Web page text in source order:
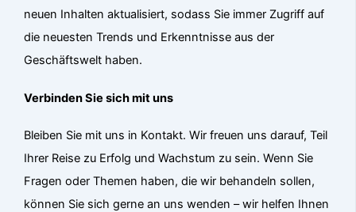
neuen Inhalten aktualisiert, sodass Sie immer Zugriff auf
die neuesten Trends und Erkenntnisse aus der
Geschäftswelt haben.
Verbinden Sie sich mit uns
Bleiben Sie mit uns in Kontakt. Wir freuen uns darauf, Teil
Ihrer Reise zu Erfolg und Wachstum zu sein. Wenn Sie
Fragen oder Themen haben, die wir behandeln sollen,
können Sie sich gerne an uns wenden – wir helfen Ihnen